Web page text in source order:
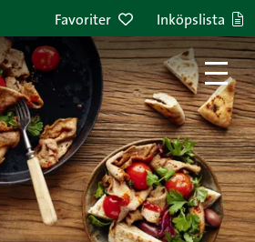
Favoriter Inköpslista